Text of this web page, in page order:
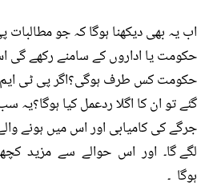
اب یہ بھی دیکھنا ہوگا کہ جو
حکومت یا اداروں کے سامنے رکھے گی
حکومت کس طرف ہوگی؟اگر پی ٹی ایم
جرگے کی کامیابی اور اس میں ہونے
لگے گا۔ اور اس حوالے سے مزید
ہوگا ۔